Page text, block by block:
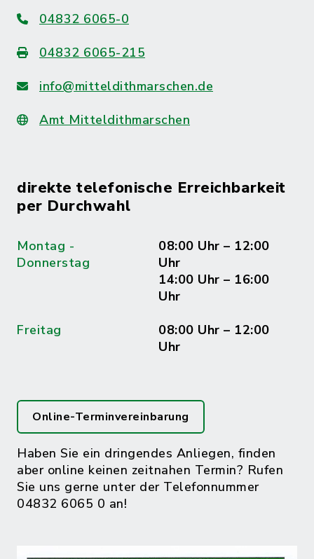
04832 6065-0
04832 6065-215
info@mitteldithmarschen.de
Amt Mitteldithmarschen
direkte telefonische Erreichbarkeit
per Durchwahl
Montag -
Donnerstag
08:00 Uhr – 12:00
Uhr
14:00 Uhr – 16:00
Uhr
Freitag
08:00 Uhr – 12:00
Uhr
Online-Terminvereinbarung
Haben Sie ein dringendes Anliegen, finden
aber online keinen zeitnahen Termin? Rufen
Sie uns gerne unter der Telefonnummer
04832 6065 0 an!